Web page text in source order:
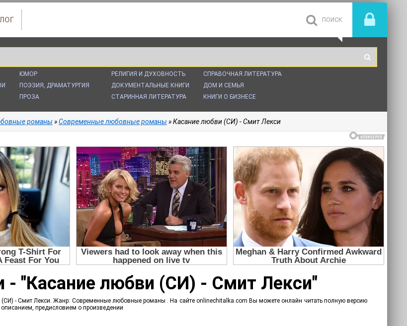
ЮМОР
ПОЭЗИЯ, ДРАМАТУРГИЯ
ПРОЗА
РЕЛИГИЯ И ДУХОВНОСТЬ
ДОКУМЕНТАЛЬНЫЕ КНИГИ
СТАРИННАЯ ЛИТЕРАТУРА
СПРАВОЧНАЯ ЛИТЕРАТУРА
ДОМ И СЕМЬЯ
КНИГИ О БИЗНЕСЕ
романы »Современные любовные романы » Касание любви (СИ) - Смит Лекси
- "Касание любви (СИ) - Смит Лекси"
(СИ) - Смит Лекси. Жанр: Современные любовные романы . На сайте onlinechitalka.com Вы можете онлайн читать полную версию
предисловием о произведении